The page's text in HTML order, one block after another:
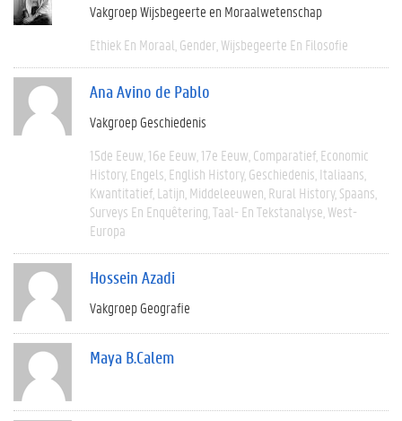
Vakgroep Wijsbegeerte en Moraalwetenschap
Ethiek En Moraal Gender Wijsbegeerte En Filosofie
Ana Avino de Pablo
Vakgroep Geschiedenis
15de Eeuw 16e Eeuw 17e Eeuw Comparatief Economic
History Engels English History Geschiedenis Italiaans
Kwantitatief Latijn Middeleeuwen Rural History Spaans
Surveys En Enquêtering Taal- En Tekstanalyse West-
Europa
Hossein Azadi
Vakgroep Geografie
Maya B.Calem